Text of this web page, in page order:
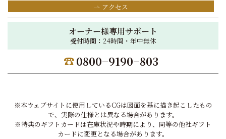
アクセス
オーナー様専用サポート
受付時間： 24時間・年中無休
0800−9190−803
※本ウェブサイトに使用しているCGは図面を基に描き起こしたもの
で、実際の仕様とは異なる場合があります。
※特典のギフトカードは在庫状況や時期により、同等の他社ギフト
カードに変更となる場合があります。